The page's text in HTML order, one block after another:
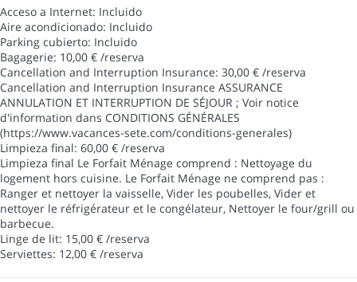
Acceso a Internet: Incluido
Aire acondicionado: Incluido
Parking cubierto: Incluido
Bagagerie: 10,00 € /reserva
Cancellation and Interruption Insurance: 30,00 € /reserva
Cancellation and Interruption Insurance ASSURANCE
ANNULATION ET INTERRUPTION DE SÉJOUR ; Voir notice
d'information dans CONDITIONS GÉNÉRALES
(https://www.vacances-sete.com/conditions-generales)
Limpieza final: 60,00 € /reserva
Limpieza final Le Forfait Ménage comprend : Nettoyage du
logement hors cuisine. Le Forfait Ménage ne comprend pas :
Ranger et nettoyer la vaisselle, Vider les poubelles, Vider et
nettoyer le réfrigérateur et le congélateur, Nettoyer le four/grill ou
barbecue.
Linge de lit: 15,00 € /reserva
Serviettes: 12,00 € /reserva